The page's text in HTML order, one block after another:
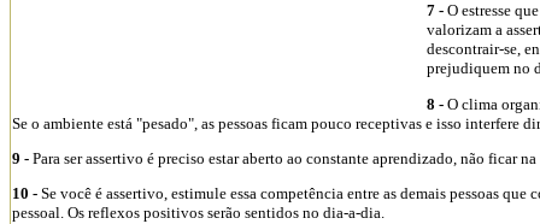
7 - O estresse
valorizam a
descontrair-se,
prejudiquem no
8 - O clima
Se o ambiente está "pesado", as pessoas ficam pouco receptivas e isso interfere
9 - Para ser assertivo é preciso estar aberto ao constante aprendizado, não ficar
10 - Se você é assertivo, estimule essa competência entre as demais pessoas
pessoal. Os reflexos positivos serão sentidos no dia-a-dia.